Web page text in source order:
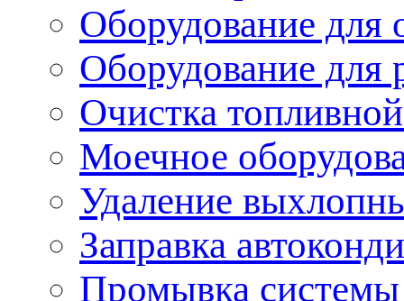
Оборудование для
Оборудование для
Очистка
Моечное
Удаление
Заправка
Промывка